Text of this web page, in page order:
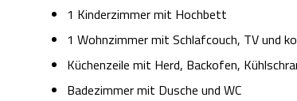
1 Kinderzimmer mit Hochbett
1 Wohnzimmer mit Schlafcouch, TV und
Küchenzeile mit Herd, Backofen,
Badezimmer mit Dusche und WC